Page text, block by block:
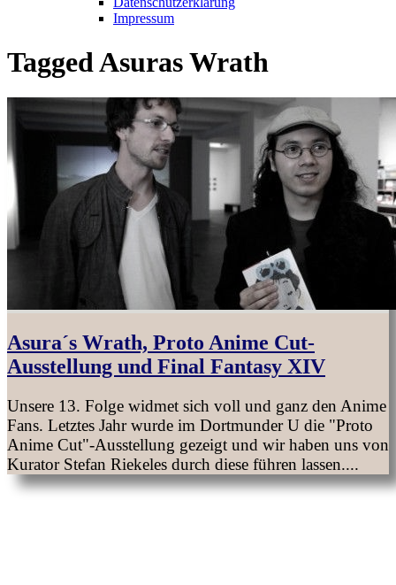
Impressum
TaggedAsuras Wrath
Asura´s Wrath, Proto Anime Cut-
Ausstellung und Final Fantasy XIV
Unsere 13. Folge widmet sich voll und ganz den Anime
Fans. Letztes Jahr wurde im Dortmunder U die "Proto
Anime Cut"-Ausstellung gezeigt und wir haben uns von
Kurator Stefan Riekeles durch diese führen lassen....